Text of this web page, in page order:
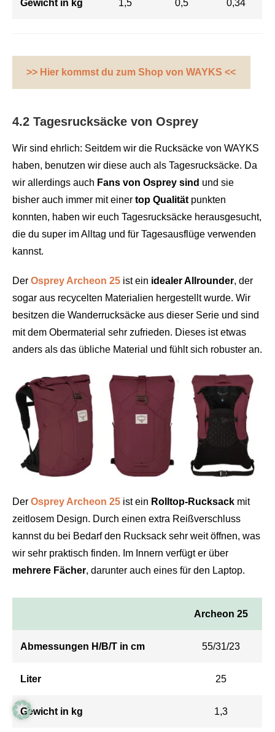
Gewicht in kg 1,5 0,5 0,34
>> Hier kommst du zum Shop von WAYKS <<
4.2 Tagesrucksäcke von Osprey
Wir sind ehrlich: Seitdem wir die Rucksäcke von WAYKS
haben, benutzen wir diese auch als Tagesrucksäcke. Da
wir allerdings auch Fans von Osprey sind und sie
bisher auch immer mit einer top Qualität punkten
konnten, haben wir euch Tagesrucksäcke herausgesucht,
die du super im Alltag und für Tagesausflüge verwenden
kannst.
Der Osprey Archeon 25 ist ein idealer Allrounder, der
sogar aus recycelten Materialien hergestellt wurde. Wir
besitzen die Wanderrucksäcke aus dieser Serie und sind
mit dem Obermaterial sehr zufrieden. Dieses ist etwas
anders als das übliche Material und fühlt sich robuster an.
Der Osprey Archeon 25 ist ein Rolltop-Rucksack mit
zeitlosem Design. Durch einen extra Reißverschluss
kannst du bei Bedarf den Rucksack sehr weit öffnen, was
wir sehr praktisch finden. Im Innern verfügt er über
mehrere Fächer, darunter auch eines für den Laptop.
Archeon 25
Abmessungen H/B/T in cm 55/31/23
Liter 25
Gewicht in kg 1,3